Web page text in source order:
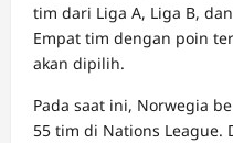
tim dari Liga A, Liga B,
Empat tim dengan poin
akan dipilih.
Pada saat ini, Norwegia
55 tim di Nations League.